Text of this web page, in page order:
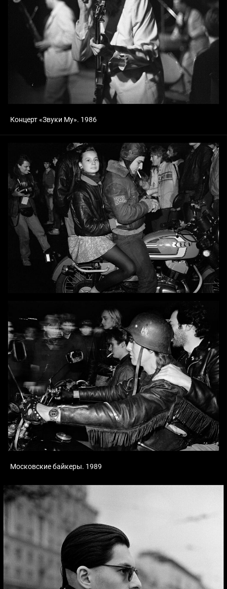
Концерт «Звуки Му». 1986
Московские байкеры. 1989